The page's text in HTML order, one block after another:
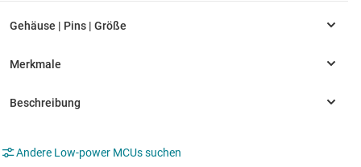
Andere Low-power MCUs suchen